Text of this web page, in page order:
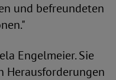
und befreundeten
Engelmeier. Sie
Herausforderungen